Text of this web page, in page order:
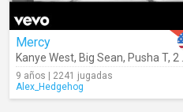
Mercy
Kanye West, Big Sean, Pusha T, 2 Chainz
9 años | 2241 jugadas
Alex_Hedgehog